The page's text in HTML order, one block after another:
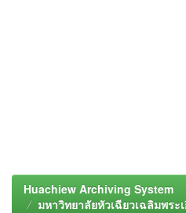
Huachiew Archiving System
มหาวิทยาลัยหัวเฉียวเฉลิมพระ